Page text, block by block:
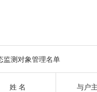
监测对象管理名单
姓 名 与户